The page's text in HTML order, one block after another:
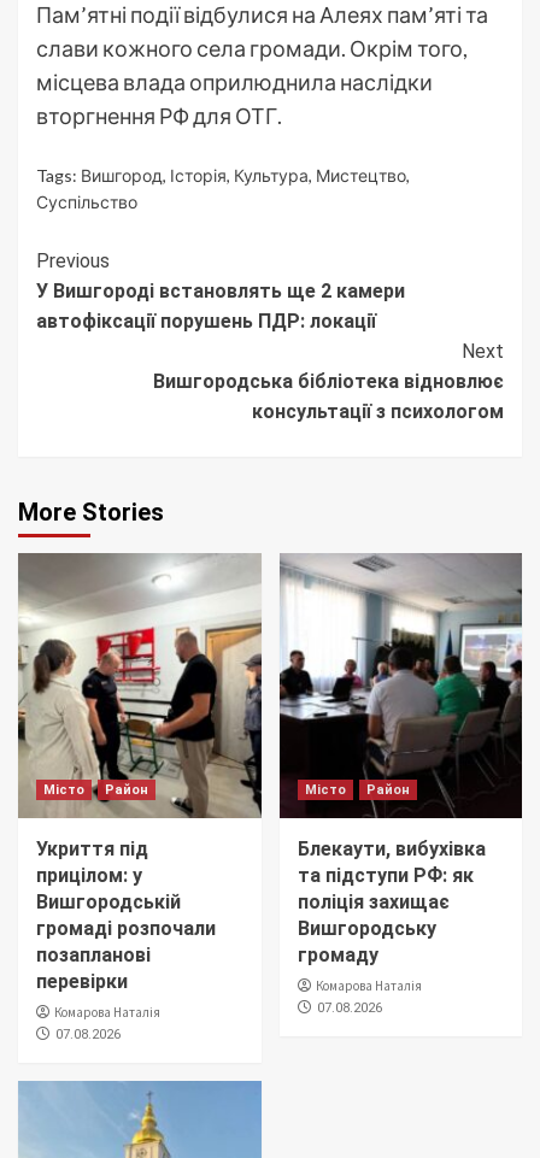
Пам’ятні події відбулися на Алеях пам’яті та
слави кожного села громади. Окрім того,
місцева влада оприлюднила наслідки
вторгнення РФ для ОТГ.
Tags: Вишгород, Історія, Культура, Мистецтво,
Суспільство
Continue
Reading
Previous
У Вишгороді встановлять ще 2 камери
автофіксації порушень ПДР: локації
Next
Вишгородська бібліотека відновлює
консультації з психологом
More Stories
Місто Район
Укриття під
прицілом: у
Вишгородській
громаді розпочали
позапланові
перевірки
Комарова Наталія
07.08.2026
Місто Район
Блекаути, вибухівка
та підступи РФ: як
поліція захищає
Вишгородську
громаду
Комарова Наталія
07.08.2026